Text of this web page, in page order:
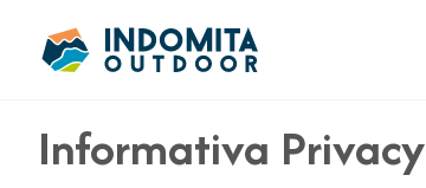
Informativa Privacy